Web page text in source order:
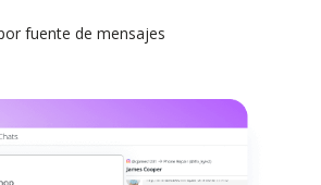
fuente de mensajes